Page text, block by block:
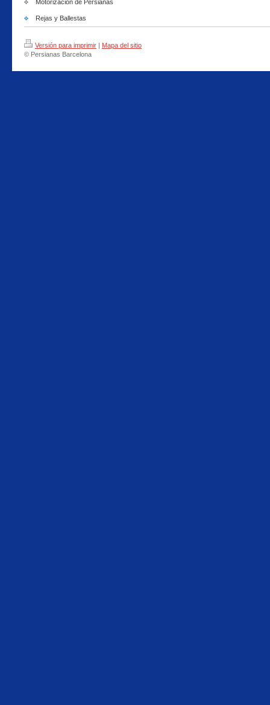
Motorizacion de Persianas
Rejas y Ballestas
Versión para imprimir | Mapa del sitio
© Persianas Barcelona